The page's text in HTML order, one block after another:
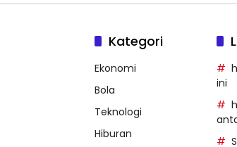
Kategori
Ekonomi
Bola
Teknologi
Hiburan
ini